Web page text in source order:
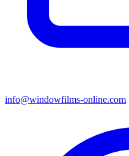
info@windowfilms-online.com